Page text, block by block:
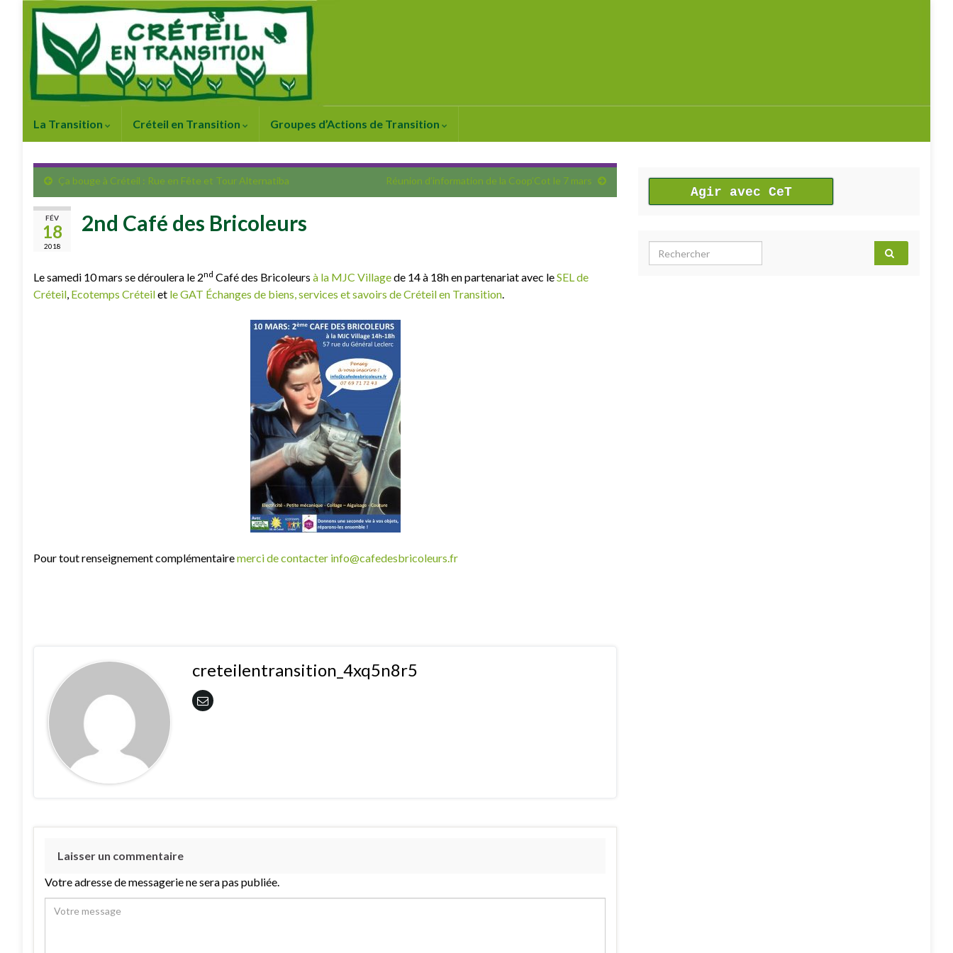
La Transition Créteil en Transition Groupes d’Actions de Transition
Ça bouge à Créteil : Rue en Fête et Tour Alternatiba Réunion d’information de la Coop’Cot le 7 mars
FÉV
18
2018
2nd Café des Bricoleurs
Le samedi 10 mars se déroulera le 2nd Café des Bricoleurs à la MJC Villagede 14 à 18h en partenariat avec leSEL de
Créteil, Ecotemps Créteilet le GAT Échanges de biens, services et savoirs de Créteil en Transition.
Pour tout renseignement complémentairemerci de contacter info@cafedesbricoleurs.fr
creteilentransition_4xq5n8r5
Laisser un commentaire
Votre adresse de messagerie ne sera pas publiée.
Agir avec CeT
Search for: